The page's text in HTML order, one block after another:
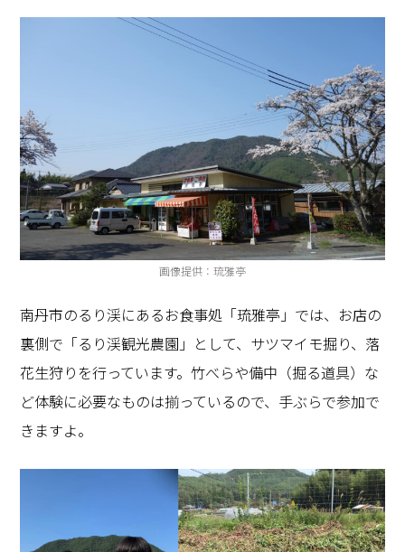
画像提供：琉雅亭
南丹市のるり渓にあるお食事処「琉雅亭」では、お店の
裏側で「るり渓観光農園」として、サツマイモ掘り、落
花生狩りを行っています。竹べらや備中（掘る道具）な
ど体験に必要なものは揃っているので、手ぶらで参加で
きますよ。